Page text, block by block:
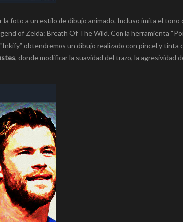
foto a un estilo de dibujo animado. Incluso imita el tono
of Zelda: Breath Of The Wild. Con la herramienta
obtendremos un dibujo realizado con pincel y tinta
, donde modificar la suavidad del trazo, la agresividad